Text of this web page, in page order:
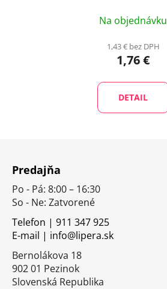
Na objednávku
1,43 € bez DPH
1,76 €
DETAIL
Predajňa
Po - Pá: 8:00 – 16:30
So - Ne: Zatvorené
Telefon | 911 347 925
E-mail | info@lipera.sk
Bernolákova 18
902 01 Pezinok
Slovenská Republika